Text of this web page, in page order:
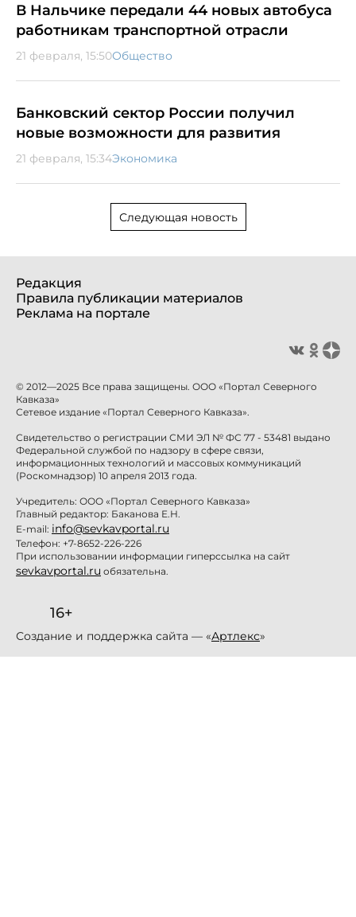
В Нальчике передали 44 новых автобуса
работникам транспортной отрасли
21 февраля, 15:50Общество
Банковский сектор России получил
новые возможности для развития
21 февраля, 15:34Экономика
Следующая новость
Редакция
Правила публикации материалов
Реклама на портале
© 2012—2025 Все права защищены. ООО «Портал Северного
Кавказа»
Сетевое издание «Портал Северного Кавказа».
Свидетельство о регистрации СМИ ЭЛ № ФС 77 - 53481 выдано
Федеральной службой по надзору в сфере связи,
информационных технологий и массовых коммуникаций
(Роскомнадзор) 10 апреля 2013 года.
Учредитель: ООО «Портал Северного Кавказа»
Главный редактор: Баканова Е.Н.
E-mail: info@sevkavportal.ru
Телефон: +7-8652-226-226
При использовании информации гиперссылка на сайт
sevkavportal.ru обязательна.
16+
Создание и поддержка сайта — «Артлекс»